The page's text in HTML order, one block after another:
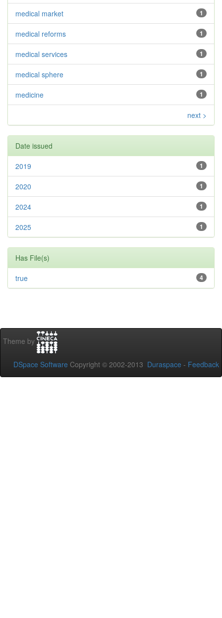
1
medical market
1
medical reforms
1
medical services
1
medical sphere
1
medicine
next >
Date issued
1
2019
1
2020
1
2024
1
2025
Has File(s)
4
true
Theme by
DSpace Software Copyright © 2002-2013 Duraspace - Feedback